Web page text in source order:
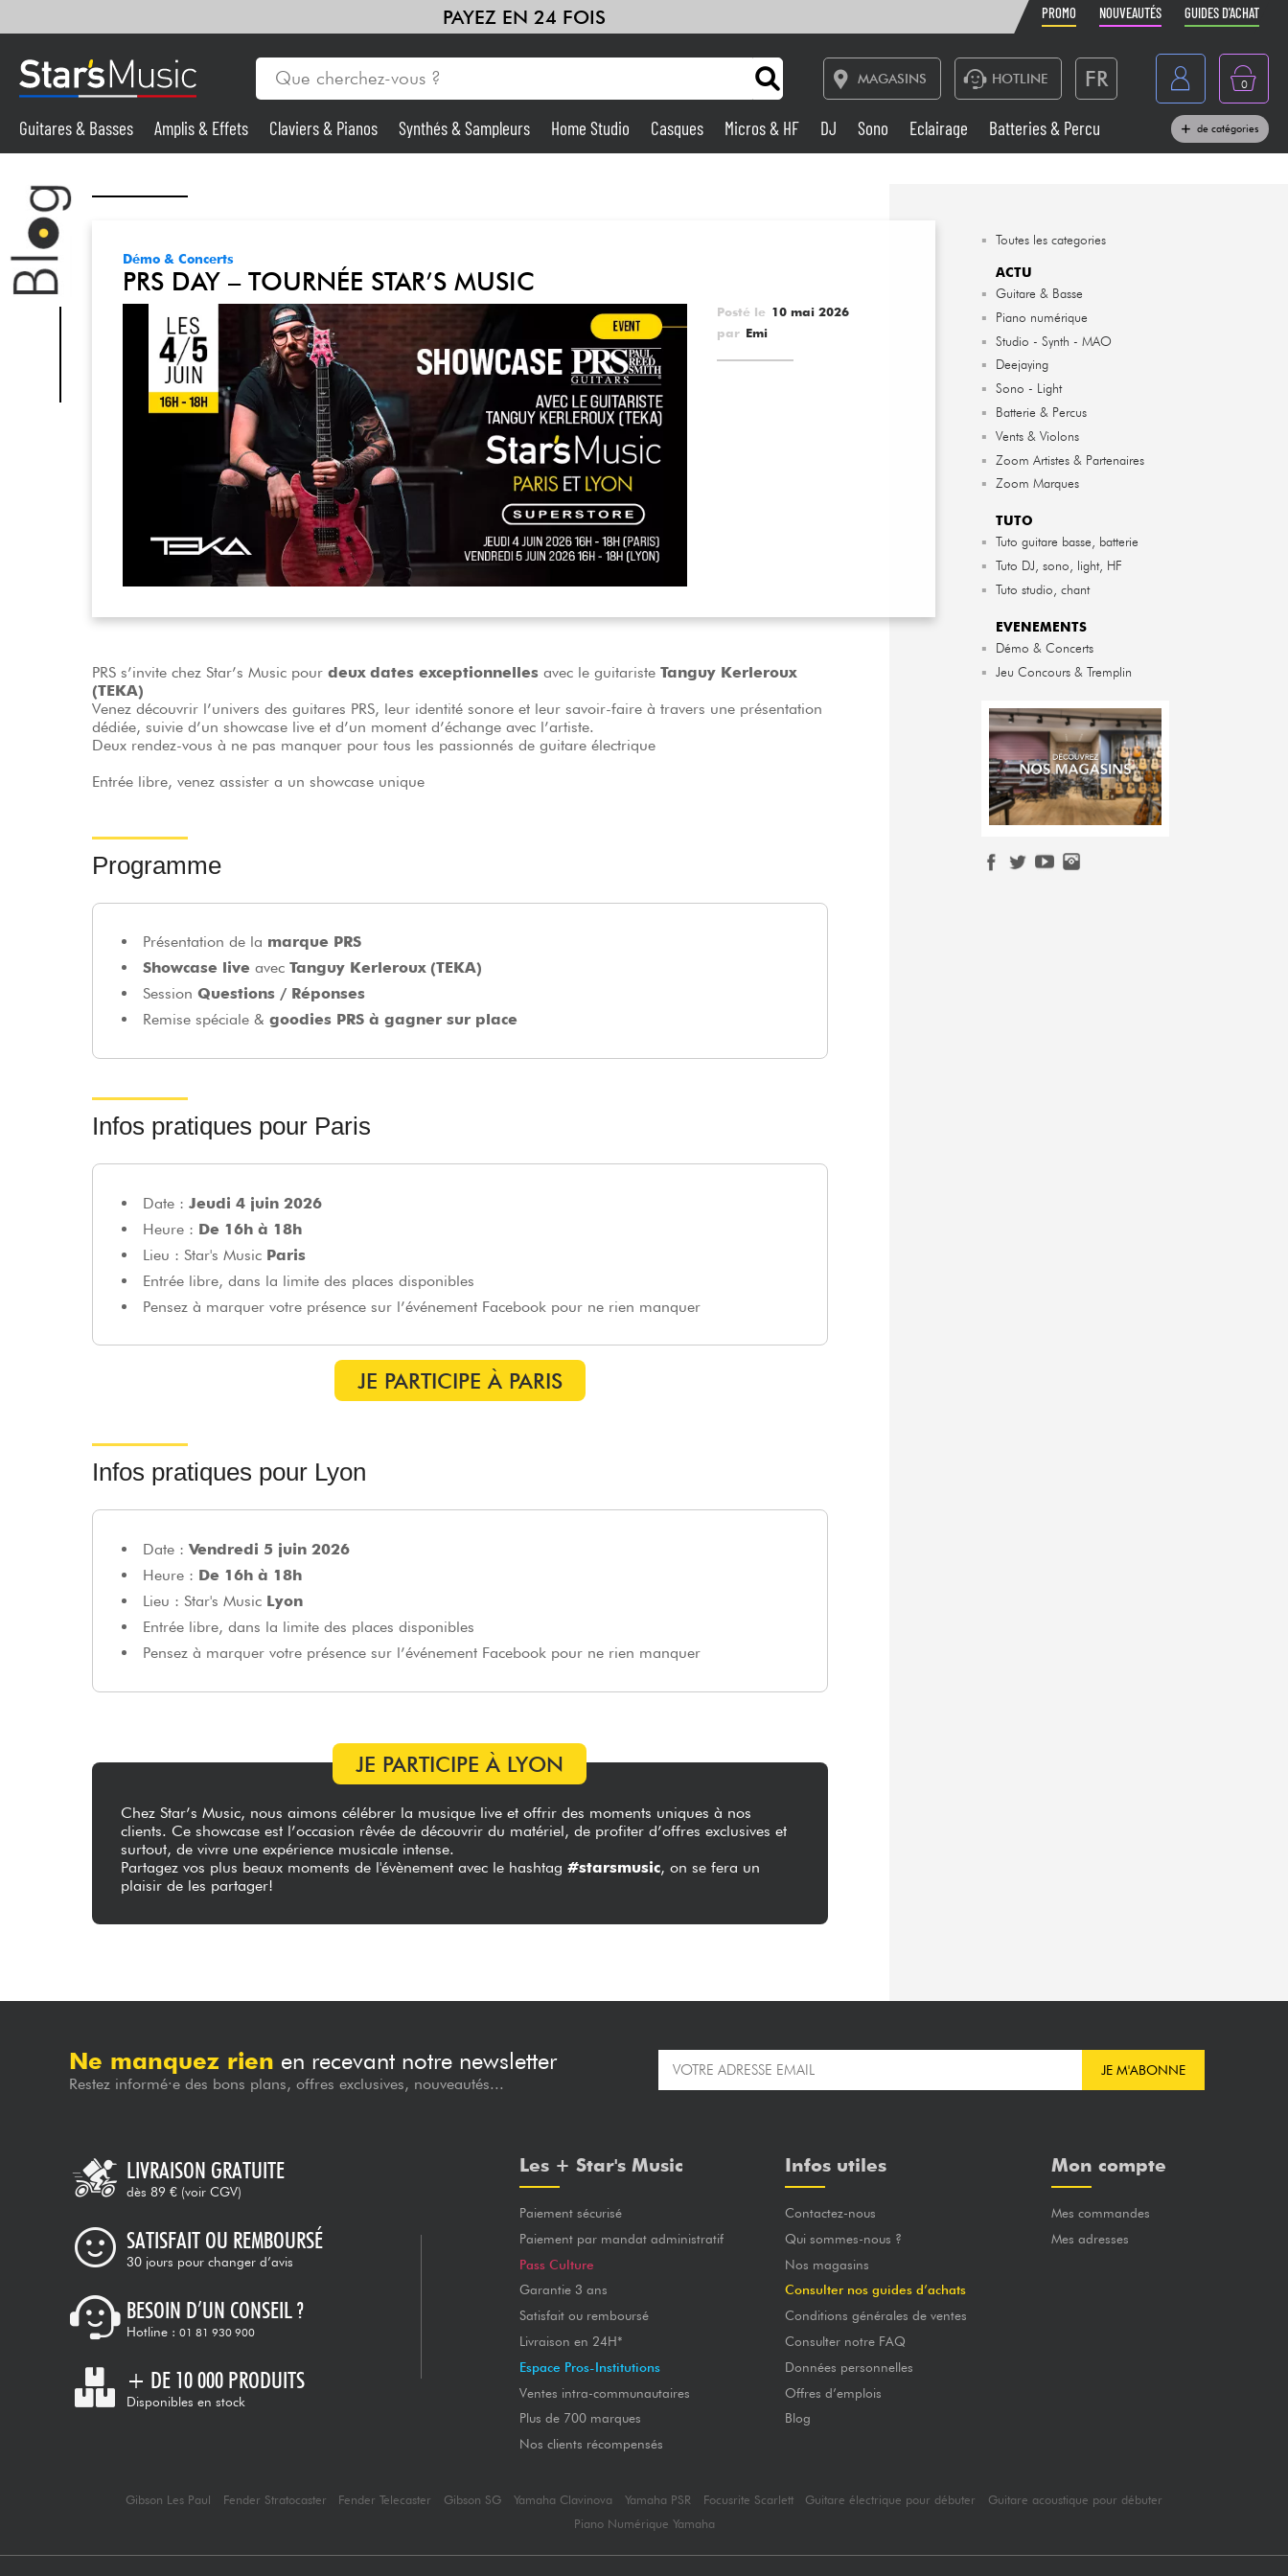
PAYEZ EN 24 FOIS PROMO NOUVEAUTÉS GUIDES D'ACHAT
MAGASINS HOTLINE FR
Belgique
België
Nederland
0
Micros & HF DJ
Batteries & Percu
Violons & Quatuor Eveil Musical Câbles & Access.
Packs
Voir nos marques
Guitares & Basses Amplis & Effets Claviers & Pianos Synthés & Sampleurs Home Studio Casques Micros & HF DJ Sono Eclairage
Batteries & Percu
de catégories
Démo & Concerts
PRS DAY – TOURNÉE STAR’S MUSIC
Posté le 10 mai 2026
par Emi
PRS s’invite chez Star’s Music pour deux dates exceptionnellesavec le guitariste Tanguy Kerleroux
(TEKA)
Venez découvrir l’univers des guitares PRS, leur identité sonore et leur savoir-faire à travers une présentation
dédiée, suivie d’un showcase live et d’un moment d’échange avec l’artiste.
Deux rendez-vous à ne pas manquer pour tous les passionnés de guitare électrique
Entrée libre, venez assister a un showcase unique
Programme
Présentation de la marque PRS
Showcase live avecTanguy Kerleroux (TEKA)
SessionQuestions / Réponses
Remise spéciale &goodies PRS à gagner sur place
Infos pratiques pour Paris
Date :Jeudi 4 juin 2026
Heure : De 16h à 18h
Lieu : Star's Music Paris
Entrée libre, dans la limite des places disponibles
Pensez à marquer votre présence sur l’événement Facebook pour ne rien manquer
JE PARTICIPE À PARIS
Infos pratiques pour Lyon
Date :Vendredi 5 juin 2026
Heure : De 16h à 18h
Lieu : Star's Music Lyon
Entrée libre, dans la limite des places disponibles
Pensez à marquer votre présence sur l’événement Facebook pour ne rien manquer
JE PARTICIPE À LYON
Chez Star’s Music, nous aimons célébrer la musique live et offrir des moments uniques à nos
clients. Ce showcase est l’occasion rêvée de découvrir du matériel, de profiter d’offres exclusives et
surtout, de vivre une expérience musicale intense.
Partagez vos plus beaux moments de l'évènement avec le hashtag#starsmusic, on se fera un
plaisir de les partager!
▪ Toutes les categories
ACTU
▪ Guitare & Basse
▪ Piano numérique
▪ Studio - Synth - MAO
▪ Deejaying
▪ Sono - Light
▪ Batterie & Percus
▪ Vents & Violons
▪ Zoom Artistes & Partenaires
▪ Zoom Marques
TUTO
▪ Tuto guitare basse, batterie
▪ Tuto DJ, sono, light, HF
▪ Tuto studio, chant
EVENEMENTS
▪ Démo & Concerts
▪ Jeu Concours & Tremplin
Ne manquez rien en recevant notre newsletter
Restez informé·e des bons plans, offres exclusives, nouveautés...
JE M'ABONNE
LIVRAISON GRATUITE
dès 89 € (voir CGV)
SATISFAIT OU REMBOURSÉ
30 jours pour changer d’avis
BESOIN D’UN CONSEIL ?
Hotline : 01 81 930 900
+ DE 10 000 PRODUITS
Disponibles en stock
Les + Star's Music
Paiement sécurisé
Paiement par mandat administratif
Pass Culture
Garantie 3 ans
Satisfait ou remboursé
Livraison en 24H*
Espace Pros-Institutions
Ventes intra-communautaires
Plus de 700 marques
Nos clients récompensés
Infos utiles
Contactez-nous
Qui sommes-nous ?
Nos magasins
Consulter nos guides d’achats
Conditions générales de ventes
Consulter notre FAQ
Données personnelles
Offres d’emplois
Blog
Mon compte
Mes commandes
Mes adresses
Gibson Les Paul Fender Stratocaster Fender Telecaster Gibson SG Yamaha Clavinova Yamaha PSR Focusrite Scarlett Guitare électrique pour débuter
Guitare acoustique pour débuter
Piano Numérique Yamaha